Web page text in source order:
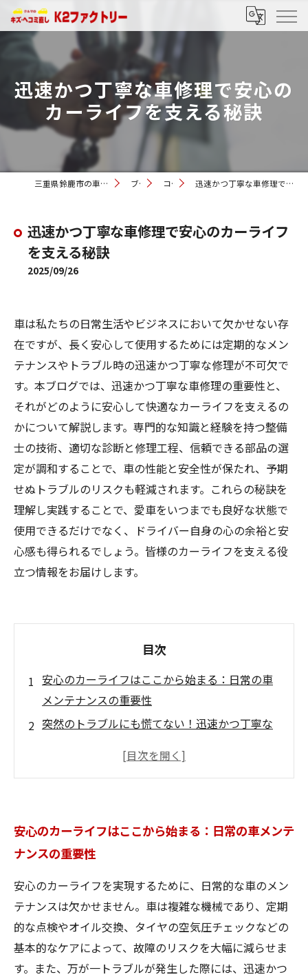
迅速かつ丁寧な車修理で安心の
カーライフを支える秘訣
三重県鈴鹿市の車修理ならK2ファクトリー ブログ コラム 迅速かつ丁寧な車修理で安心のカーライフを支える秘訣
迅速かつ丁寧な車修理で安心のカーライフ
を支える秘訣
2025/09/26
車は私たちの日常生活やビジネスにおいて欠かせない存
在ですが、長く安心して使用するためには定期的なメン
テナンスやトラブル時の迅速かつ丁寧な修理が不可欠で
す。本ブログでは、迅速かつ丁寧な車修理の重要性と、
それがどのように安心して快適なカーライフを支えるの
かについて解説します。専門的な知識と経験を持つ整備
士の技術、適切な診断と修理工程、信頼できる部品の選
定が調和することで、車の性能と安全性が保たれ、予期
せぬトラブルのリスクも軽減されます。これらの秘訣を
理解し実践することで、愛車をいつまでも良好な状態で
使用できるだけでなく、ドライバー自身の心の余裕と安
心感も得られるでしょう。皆様のカーライフを支える役
立つ情報をお届けします。
目次
安心のカーライフはここから始まる：日常の車
メンテナンスの重要性
突然のトラブルにも慌てない！迅速かつ丁寧な
経験豊富な整備士が教える最適な診断と修理工
方法
すべての秘訣を駆使して、長く愛せる車と快適
なカーライフを実現する
専門家が語る車修理の未来とより良いサービス
への期待
あなたのカーライフを支える迅速かつ丁寧な車
修理の秘訣まとめ
安心のカーライフはここから始まる：日常の車メンテ
ナンスの重要性
安心のカーライフを実現するために、日常的な車のメン
テナンスは欠かせません。車は複雑な機械であり、定期
的な点検やオイル交換、タイヤの空気圧チェックなどの
基本的なケアによって、故障のリスクを大幅に減らせま
す。また、万が一トラブルが発生した際には、迅速かつ